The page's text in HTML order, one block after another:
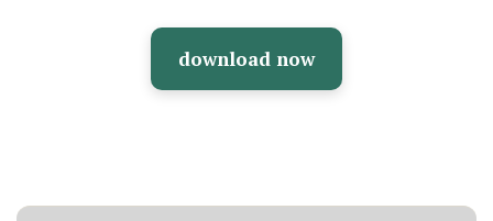
download now